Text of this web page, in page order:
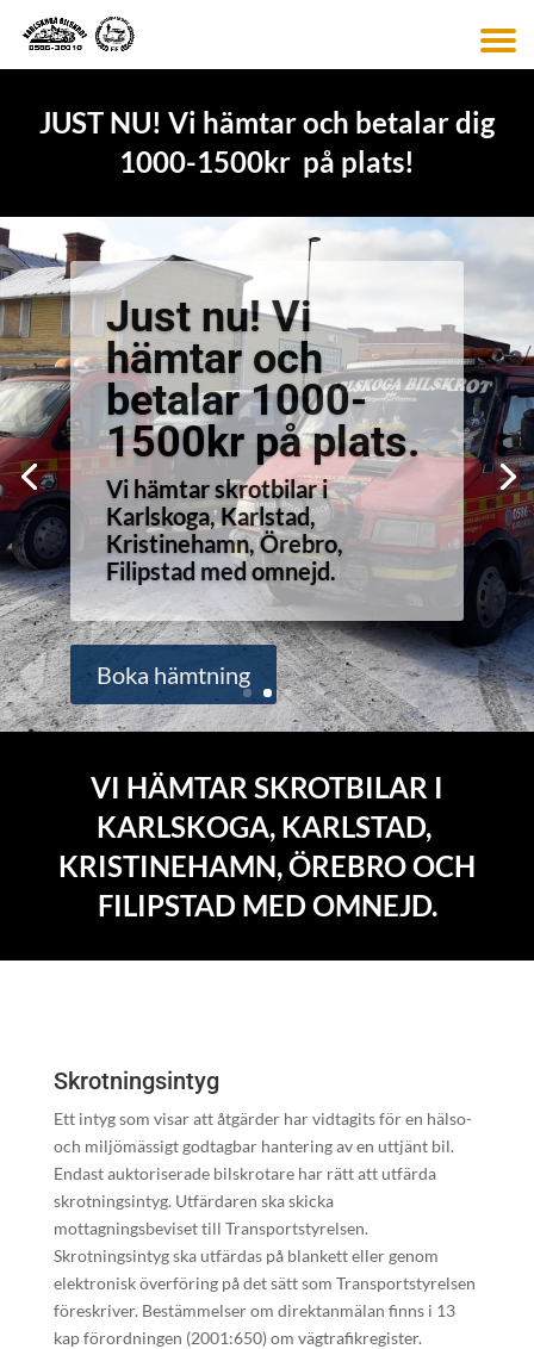
JUST NU! Vi hämtar och betalar dig
1000-1500kr på plats!
Just nu! Vi
hämtar och
betalar 1000-
1500kr på plats.
Vi hämtar skrotbilar i
Karlskoga, Karlstad,
Kristinehamn, Örebro,
Filipstad med omnejd.
Boka hämtning
VI HÄMTAR SKROTBILAR I
KARLSKOGA, KARLSTAD,
KRISTINEHAMN, ÖREBRO OCH
FILIPSTAD MED OMNEJD.
Skrotningsintyg
Ett intyg som visar att åtgärder har vidtagits för en hälso-
och miljömässigt godtagbar hantering av en uttjänt bil.
Endast auktoriserade bilskrotare har rätt att utfärda
skrotningsintyg. Utfärdaren ska skicka
mottagningsbeviset till Transportstyrelsen.
Skrotningsintyg ska utfärdas på blankett eller genom
elektronisk överföring på det sätt som Transportstyrelsen
föreskriver. Bestämmelser om direktanmälan finns i 13
kap förordningen (2001:650) om vägtrafikregister.